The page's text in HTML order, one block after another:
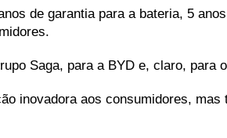
de garantia para a bateria, 5
Saga, para a BYD e, claro, para
inovadora aos consumidores,